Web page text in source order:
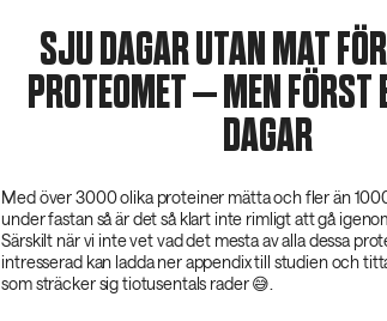
SJU DAGAR UTAN MAT
PROTEOMET – MEN FÖRST
DAGAR
Med över 3000 olika proteiner mätta och fler än
under fastan så är det så klart inte rimligt att gå
Särskilt när vi inte vet vad det mesta av alla dessa
intresserad kan ladda ner appendix till studien och
som sträcker sig tiotusentals rader 😅.